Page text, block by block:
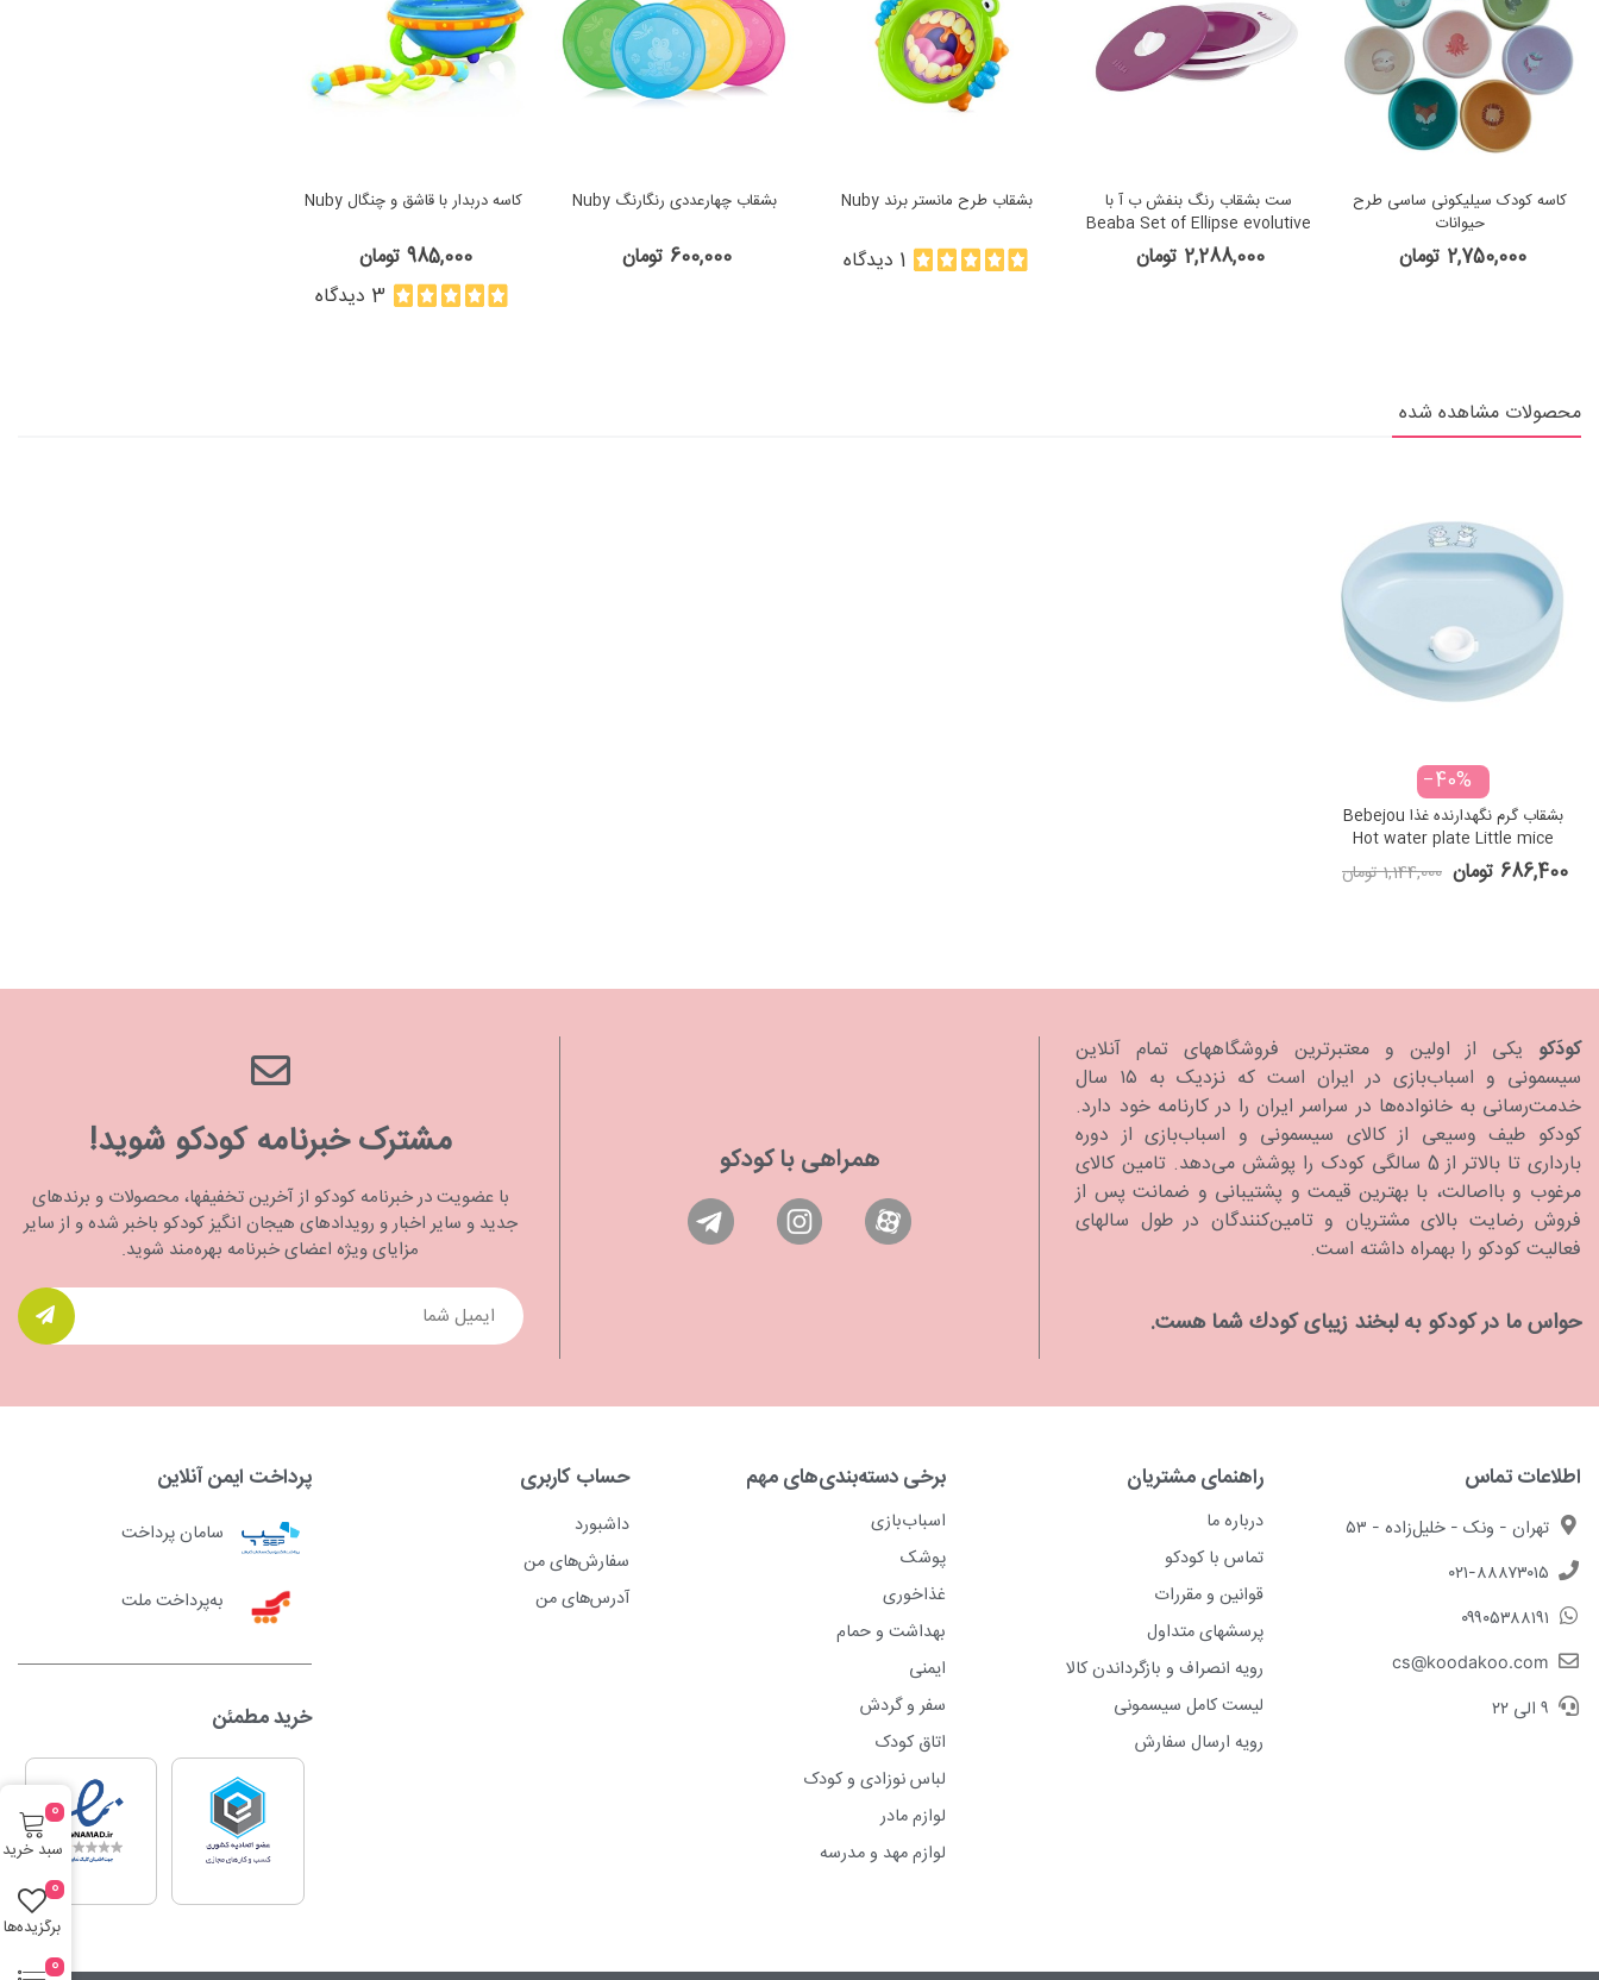
کاسه کودک سیلیکونی ساسی طرح
حیوانات
2,750,000 تومان
ست بشقاب رنگ بنفش ب آ با
Beaba Set of Ellipse evolutive
plates
2,288,000 تومان
بشقاب طرح مانستر برند Nuby
1 دیدگاه
بشقاب چهارعددی رنگارنگ Nuby
600,000 تومان
كاسه دربدار با قاشق و چنگال Nuby
985,000 تومان
3 دیدگاه
محصولات مشاهده شده
‎−40%
بشقاب گرم نگهدارنده غذا Bebejou
Hot water plate Little mice
686,400 تومان 1,144,000 تومان
کودَکو یکی از اولین و معتبرترین فروشگاههای تمام آنلاین
سیسمونی و اسباب‌بازی در ایران است که نزدیک به ۱۵ سال
خدمت‌رسانی به خانواده‌ها در سراسر ایران را در کارنامه خود دارد.
كودكو طیف وسیعی از کالای سیسمونی و اسباب‌بازی از دوره
بارداری تا بالاتر از 5 سالگی کودک را پوشش می‌دهد. تامین کالای
مرغوب و بااصالت، با بهترین قیمت و پشتیبانی و ضمانت پس از
فروش رضایت بالای مشتریان و تامین‌کنندگان در طول سالهای
فعالیت کودکو را بهمراه داشته است.
حواس ما در كودكو به لبخند زیبای كودك شما هست.
همراهی با کودکو مشترک خبرنامه کودکو شوید!
با عضویت در خبرنامه کودکو از آخرین تخفیفها، محصولات و برندهای
جدید و سایر اخبار و رویدادهای هیجان انگیز کودکو باخبر شده و از سایر
مزایای ویژه اعضای خبرنامه بهره‌مند شوید.
اطلاعات تماس
تهران - ونک - خلیل‌زاده - ۵۳
۰۲۱-۸۸۸۷۳۰۱۵
۰۹۹۰۵۳۸۸۱۹۱
cs@koodakoo.com
۹ الی ۲۲
راهنمای مشتریان
درباره ما
تماس با کودکو
قوانین و مقررات
پرسشهای متداول
رویه انصراف و بازگرداندن کالا
لیست کامل سیسمونی
رویه ارسال سفارش
برخی دسته‌بندی‌های مهم
اسباب‌بازی
پوشک
غذاخوری
بهداشت و حمام
ایمنی
سفر و گردش
اتاق کودک
لباس نوزادی و کودک
لوازم مادر
لوازم مهد و مدرسه
حساب کاربری
داشبورد
سفارش‌های من
آدرس‌های من
پرداخت ایمن آنلاین
سامان پرداخت
به‌پرداخت ملت
خرید مطمئن
سبد خرید
0
برگزیده‌ها
0
0